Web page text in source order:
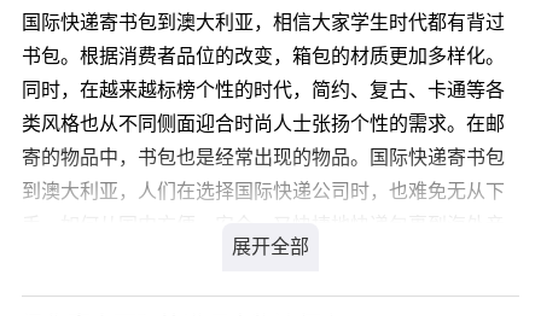
寄国际快递价格是多少呢?
您可以登录我们官方网站 详细了解。
国际快递寄书包到澳大利亚，相信大家学生时代都有背过
书包。根据消费者品位的改变，箱包的材质更加多样化。
同时，在越来越标榜个性的时代，简约、复古、卡通等各
类风格也从不同侧面迎合时尚人士张扬个性的需求。在邮
寄的物品中，书包也是经常出现的物品。国际快递寄书包
到澳大利亚，人们在选择国际快递公司时，也难免无从下
人手中，国际快递寄书包到澳大利亚多久能到？比较好的
国际快递公司有哪些呢?